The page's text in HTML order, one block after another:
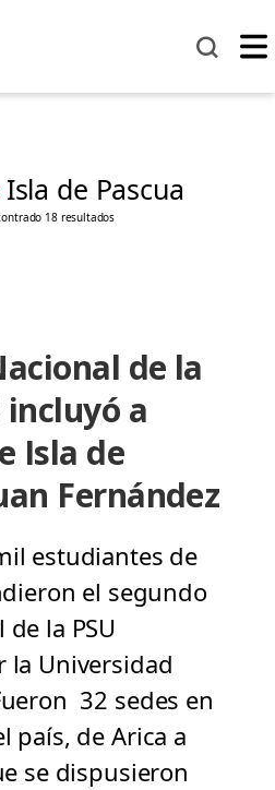
Isla de Pascua
18 resultados
de la
incluyó a
Isla de
Fernández
estudiantes de
el segundo
la PSU
la Universidad
32 sedes en
país, de Arica a
se dispusieron